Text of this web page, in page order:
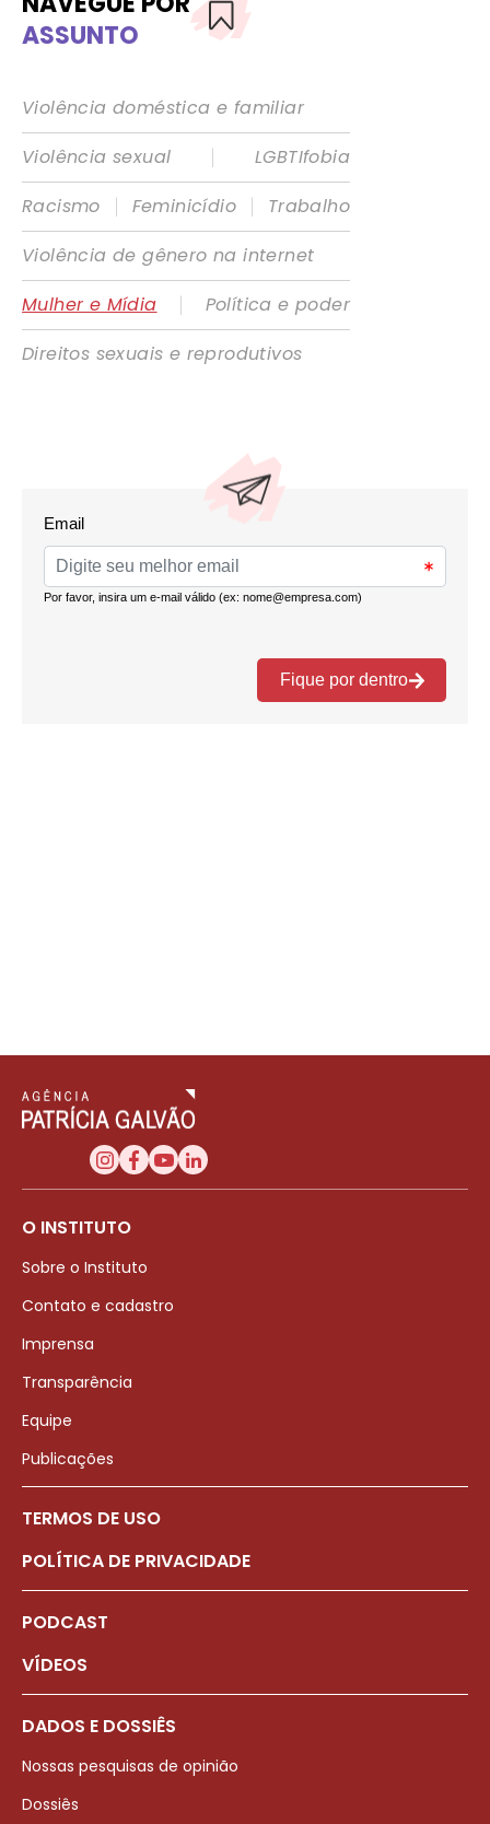
ASSUNTO
Violência doméstica e familiar
Violência sexual
|
LGBTIfobia
Racismo
| Feminicídio |
Trabalho
Violência de gênero na internet
Mulher e Mídia
|
Política e poder
Direitos sexuais e reprodutivos
O INSTITUTO
Sobre o Instituto
Contato e cadastro
Imprensa
Transparência
Equipe
Publicações
TERMOS DE USO
POLÍTICA DE PRIVACIDADE
PODCAST
VÍDEOS
DADOS E DOSSIÊS
Nossas pesquisas de opinião
Dossiês